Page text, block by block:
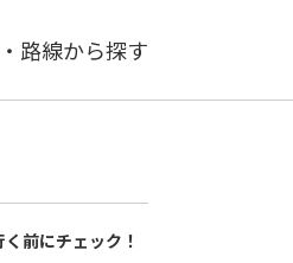
路線から探す
前にチェック！